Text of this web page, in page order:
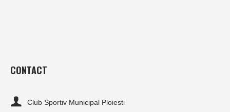
CONTACT
Club Sportiv Municipal Ploiesti